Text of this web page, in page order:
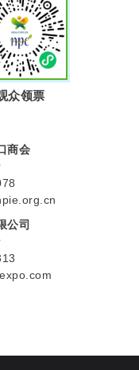
众领票
商会
公司